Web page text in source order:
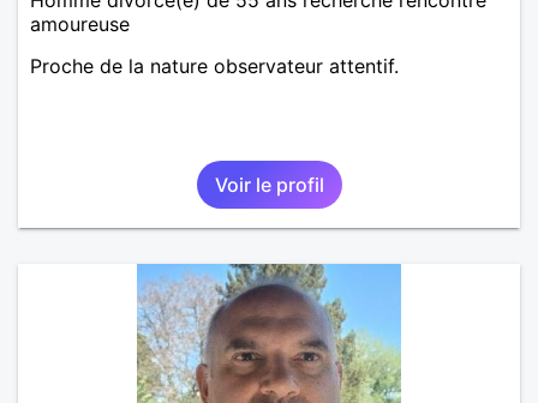
amoureuse
Proche de la nature observateur attentif.
Voir le profil